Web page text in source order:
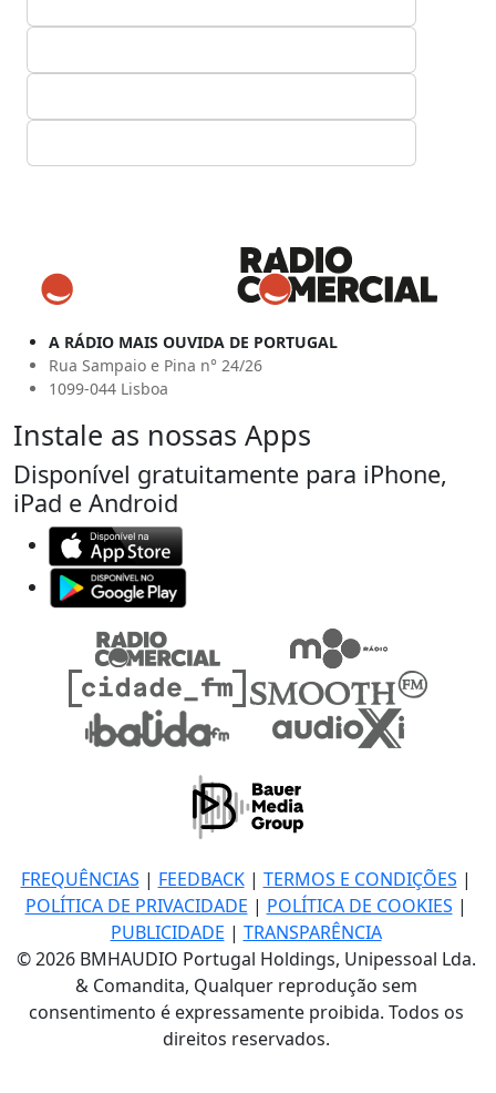
A RÁDIO MAIS OUVIDA DE PORTUGAL
Rua Sampaio e Pina n° 24/26
1099-044 Lisboa
Instale as nossas Apps
Disponível gratuitamente para iPhone,
iPad e Android
FREQUÊNCIAS | FEEDBACK| TERMOS E CONDIÇÕES |
POLÍTICA DE PRIVACIDADE | POLÍTICA DE COOKIES |
PUBLICIDADE | TRANSPARÊNCIA
© 2026 BMHAUDIO Portugal Holdings, Unipessoal Lda.
& Comandita, Qualquer reprodução sem
consentimento é expressamente proibida. Todos os
direitos reservados.